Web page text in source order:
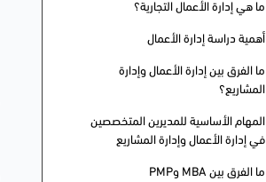
ما هي إدارة الأعمال التجارية؟
أهمية دراسة إدارة الأعمال
ما الفرق بين إدارة الأعمال وإدارة
المشاريع؟
المهام الأساسية للمديرين المتخصصين
في إدارة الأعمال وإدارة المشاريع
ما الفرق بين MBA وPMP